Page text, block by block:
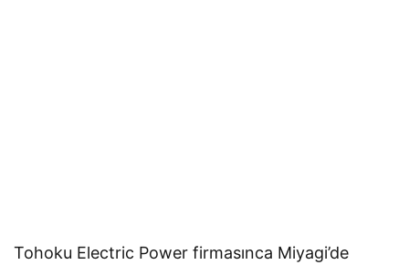
Tohoku Electric Power firmasınca Miyagi’de